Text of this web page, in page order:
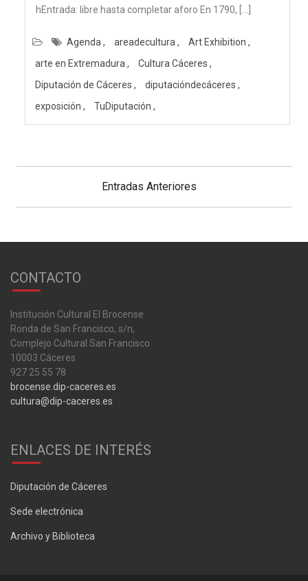
hEntrada: libre hasta completar aforo En 1790, […]
Agenda areadecultura
Art Exhibition
arte en Extremadura
Cultura Cáceres
Diputación de Cáceres
diputacióndecáceres
exposición
TuDiputación
Entradas Anteriores
CONTACTO
Institución Cultural El Brocense
Ronda de San Francisco, s/n,
Complejo Cultural San Francisco
10003 Cáceres
927 25 55 78
brocense.dip-caceres.es
cultura@dip-caceres.es
ENLACES DE INTERÉS
Diputación de Cáceres
Sede electrónica
Archivo y Biblioteca